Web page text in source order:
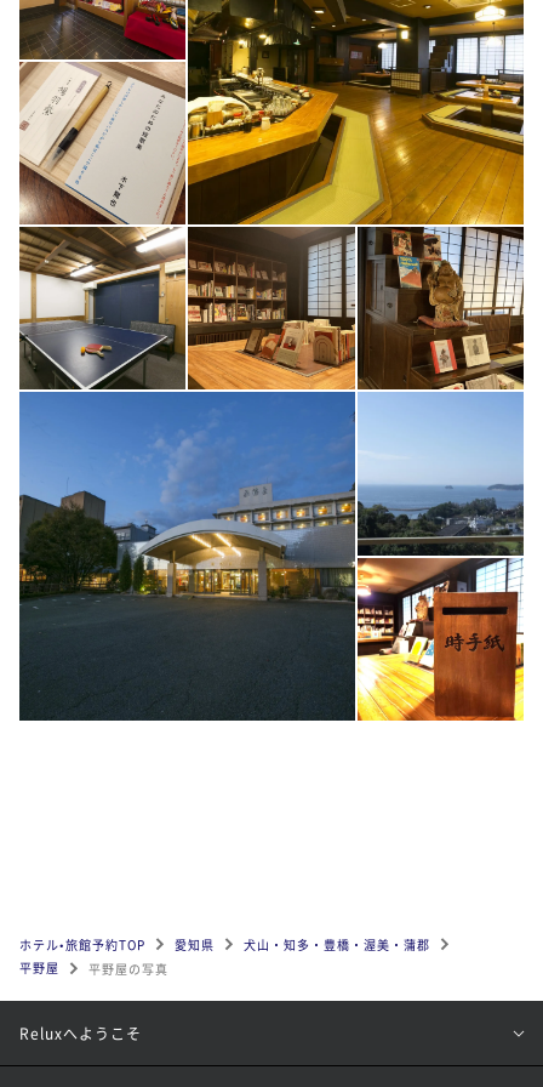
ホテル•旅館予約TOP 愛知県
犬山・知多・豊橋・渥美・蒲郡
平野屋
平野屋の写真
Reluxへようこそ